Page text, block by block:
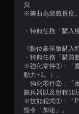
頁
※樂曲為遊戲長度。
・特典任務「購入
《數位豪華版購入
・特典任務「購買
※強化零件①：「
動力+1。）、
強化零件②：「
圖兵器以及射程1以
※技能程式①：「
指令「加速」。